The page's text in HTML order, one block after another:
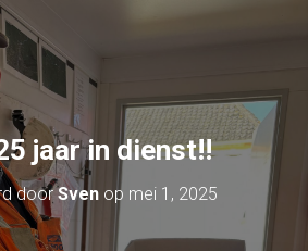
jaar in dienst!!
doorSven op mei 1, 2025